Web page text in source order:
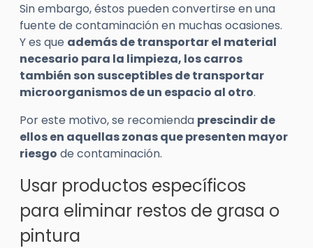
Sin embargo, éstos pueden convertirse en una
fuente de contaminación en muchas ocasiones.
Y es que además de transportar el material
necesario para la limpieza, los carros
también son susceptibles de transportar
microorganismos de un espacio al otro.
Por este motivo, se recomienda prescindir de
ellos en aquellas zonas que presenten mayor
riesgo de contaminación.
Usar productos específicos
para eliminar restos de grasa o
pintura